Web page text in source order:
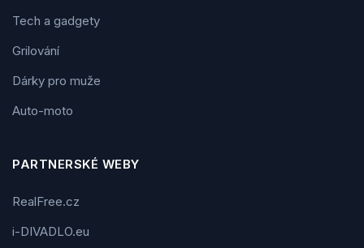
Tech a gadgety
Grilování
Dárky pro muže
Auto-moto
PARTNERSKÉ WEBY
RealFree.cz
i-DIVADLO.eu